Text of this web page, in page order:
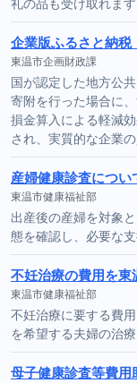
礼の品も受け取れます
企業版ふるさと納税
東温市企画財政課
国が認定した地方公
寄附を行った場合に
損金算入による軽減
され、実質的な企業
産婦健康診査につい
東温市健康福祉部
出産後の産婦を対象
態を確認し、必要な支
不妊治療の費用を
東温市健康福祉部
不妊治療に要する費
を希望する夫婦の治療
母子健康診査等費用